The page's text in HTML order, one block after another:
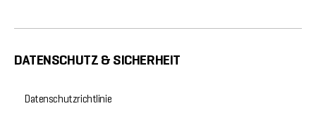
DATENSCHUTZ & SICHERHEIT
Datenschutzrichtlinie